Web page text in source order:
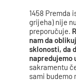
1458 Premda
grijeha) nije
preporučuje.
nam da
sklonosti, da
napredujemo
sakramentu
sami budemo